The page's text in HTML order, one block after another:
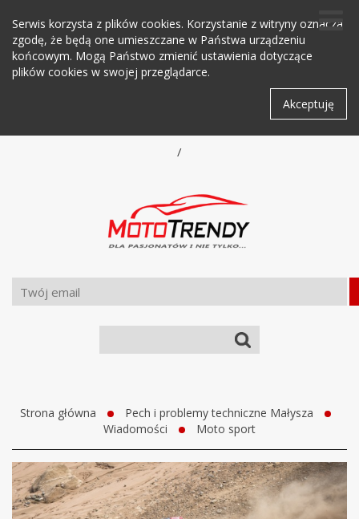
Serwis korzysta z plików cookies. Korzystanie z witryny oznacza
zgodę, że będą one umieszczane w Państwa urządzeniu
końcowym. Mogą Państwo zmienić ustawienia dotyczące
plików cookies w swojej przeglądarce.
Akceptuję
/
Strona główna
Pech i problemy techniczne Małysza
Wiadomości
Moto sport